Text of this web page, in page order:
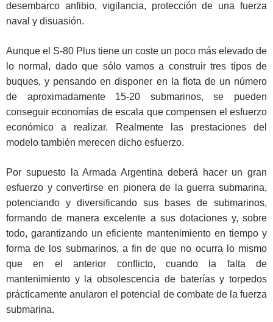
desembarco anfibio, vigilancia, protección de una fuerza
naval y disuasión.
Aunque el S-80 Plus tiene un coste un poco más elevado de
lo normal, dado que sólo vamos a construir tres tipos de
buques, y pensando en disponer en la flota de un número
de aproximadamente 15-20 submarinos, se pueden
conseguir economías de escala que compensen el esfuerzo
económico a realizar. Realmente las prestaciones del
modelo también merecen dicho esfuerzo.
Por supuesto la Armada Argentina deberá hacer un gran
esfuerzo y convertirse en pionera de la guerra submarina,
potenciando y diversificando sus bases de submarinos,
formando de manera excelente a sus dotaciones y, sobre
todo, garantizando un eficiente mantenimiento en tiempo y
forma de los submarinos, a fin de que no ocurra lo mismo
que en el anterior conflicto, cuando la falta de
mantenimiento y la obsolescencia de baterías y torpedos
prácticamente anularon el potencial de combate de la fuerza
submarina.